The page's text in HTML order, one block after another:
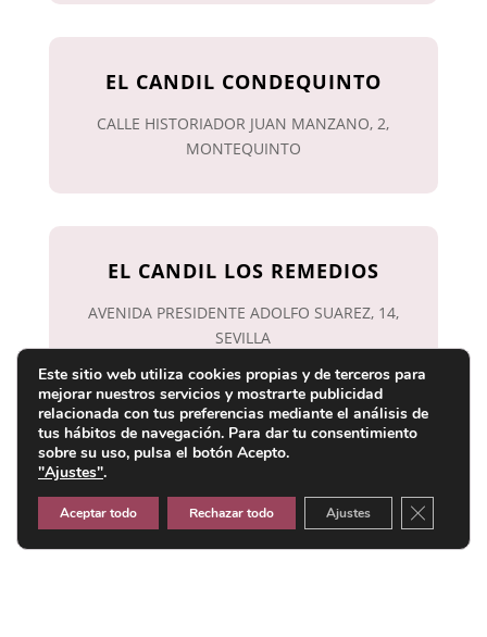
EL CANDIL CONDEQUINTO
CALLE HISTORIADOR JUAN MANZANO, 2,
MONTEQUINTO
EL CANDIL LOS REMEDIOS
AVENIDA PRESIDENTE ADOLFO SUAREZ, 14,
SEVILLA
EL CANDIL TRIANA
CALLE PARAISO, 3, SEVILLA
Este sitio web utiliza cookies propias y de terceros para
mejorar nuestros servicios y mostrarte publicidad
relacionada con tus preferencias mediante el análisis de
tus hábitos de navegación. Para dar tu consentimiento
sobre su uso, pulsa el botón Acepto.
"Ajustes".
Aceptar todo Rechazar todo Ajustes Cerrar el